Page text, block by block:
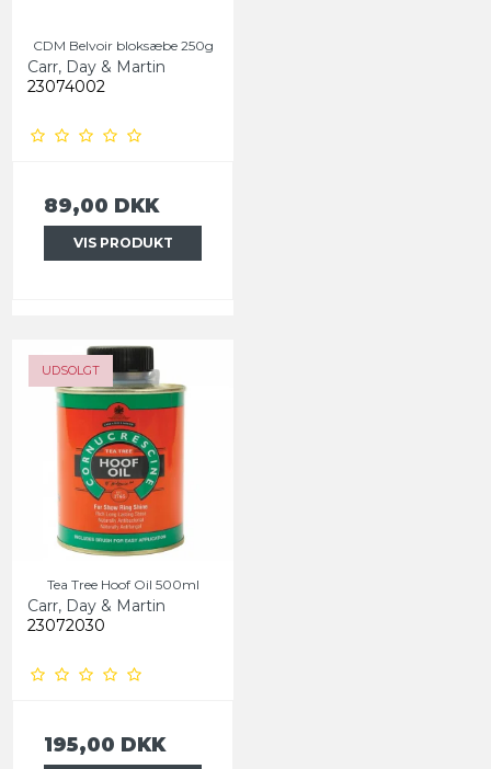
CDM Belvoir bloksæbe 250g
Carr, Day & Martin
23074002
89,00 DKK
VIS PRODUKT
UDSOLGT
Tea Tree Hoof Oil 500ml
Carr, Day & Martin
23072030
195,00 DKK